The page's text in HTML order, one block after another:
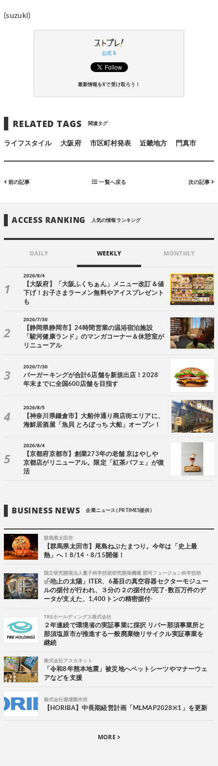
(suzuki)
公式 X
最新情報をXで受け取ろう！
RELATED TAGS 関連タグ
ライフスタイル 大阪府 市区町村発表 近畿地方 門真市
前の記事 一覧へ戻る 次の記事
ACCESS RANKING 人気の情報ランキング
DAILY WEEKLY MONTHLY
2026/8/4
【大阪府】「大阪ふくちぁん」メニュー改訂＆値
下げ！お子さまラーメン無料やアイスプレゼント
も
2026/7/30
【静岡県静岡市】24時間営業の温浴宿泊施設
「駿河健康ランド」のマンガコーナー＆休憩室が
リニューアル
2026/7/30
バーガーキングが合計6店舗を新規出店！2028
年末までに全国600店舗を目指す
2026/8/5
【神奈川県鎌倉市】大船仲通り商店街エリアに、
海鮮居酒屋「魚貝 とろぼっち 大船」オープン！
2026/8/4
【京都府京都市】創業273年の老舗 京はやしや
京都店がリニューアル。限定「紅茶パフェ」が復
活
BUSINESS NEWS 企業ニュース ( PR TIMES提供 )
群馬県太田市
【群馬県太田市】尾島ねぷたまつり。今年は「史上最
熱」へ！8/14・8/15開催！
国立研究開発法人量子科学技術研究開発機構 那珂フュージョン科学技術
研究所
「地上の太陽」ITER、6基目の真空容器セクターモジュー
ルの据付が行われ、３分の２の据付が完了-数百万件のデ
ータが支えた、1,400トンの精密据付-
TREホールディングス株式会社
２年連続で環境省の実証事業に採択 リバー那須事業所と
那須塩原市が推進する一般廃棄物リサイクル実証事業を
継続
株式会社アスカネット
「令和8年熊本地震」被災地へペットシーツやマナーウェ
アなどを支援
株式会社堀場製作所
【HORIBA】中長期経営計画「MLMAP2028※1」を更新
MORE